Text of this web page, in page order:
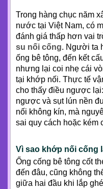
Trong hàng chục năm
nước tại Việt Nam, có
đánh giá thấp hơn vai
su nối cống. Người ta
ống bê tông, đến kết
nhưng lại coi nhẹ cái
tại khớp nối. Thực tế
cho thấy điều ngược
ngược và sụt lún nền
nối không kín, mà
sai quy cách hoặc kém
Vì sao khớp nối cống
Ống cống bê tông cốt
đến đâu, cũng không
giữa hai đầu khi lắp